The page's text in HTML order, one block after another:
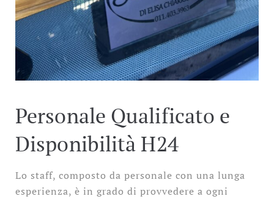
Personale Qualificato e
Disponibilità H24
Lo staff, composto da personale con una lunga
esperienza, è in grado di provvedere a ogni